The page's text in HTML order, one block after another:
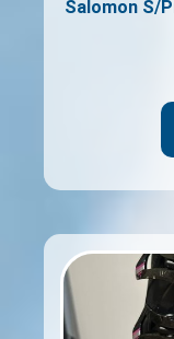
Salomon S/